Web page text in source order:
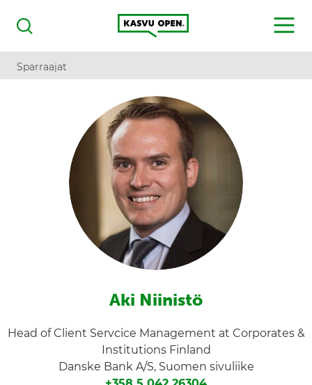
Haku
Kasvu Open
MENU
Sparraajat
Aki Niinistö
Head of Client Servcice Management at Corporates &
Institutions Finland
Danske Bank A/S, Suomen sivuliike